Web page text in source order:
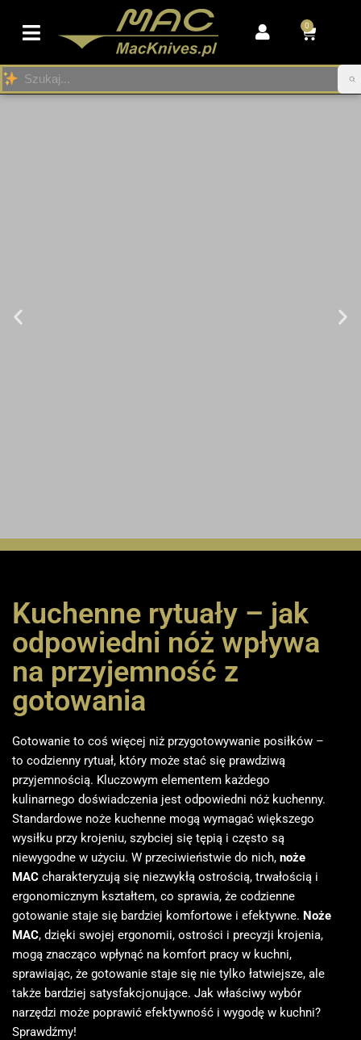
Przejdź
do
treści
0
Nowe Modele z
Serii Damascus
Kuchenne rytuały – jak
odpowiedni nóż wpływa
na przyjemność z
gotowania
Gotowanie to coś więcej niż przygotowywanie posiłków –
to codzienny rytuał, który może stać się prawdziwą
przyjemnością. Kluczowym elementem każdego
kulinarnego doświadczenia jest odpowiedni nóż kuchenny.
Standardowe noże kuchenne mogą wymagać większego
wysiłku przy krojeniu, szybciej się tępią i często są
niewygodne w użyciu. W przeciwieństwie do nich, noże
MAC charakteryzują się niezwykłą ostrością, trwałością i
ergonomicznym kształtem, co sprawia, że codzienne
gotowanie staje się bardziej komfortowe i efektywne. Noże
MAC, dzięki swojej ergonomii, ostrości i precyzji krojenia,
mogą znacząco wpłynąć na komfort pracy w kuchni,
sprawiając, że gotowanie staje się nie tylko łatwiejsze, ale
także bardziej satysfakcjonujące. Jak właściwy wybór
narzędzi może poprawić efektywność i wygodę w kuchni?
Sprawdźmy!